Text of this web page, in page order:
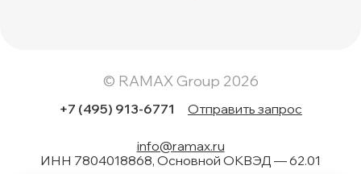
© RAMAX Group 2026
+7 (495) 913-6771 Отправить запрос
info@ramax.ru
ИНН 7804018868, Основной ОКВЭД — 62.01